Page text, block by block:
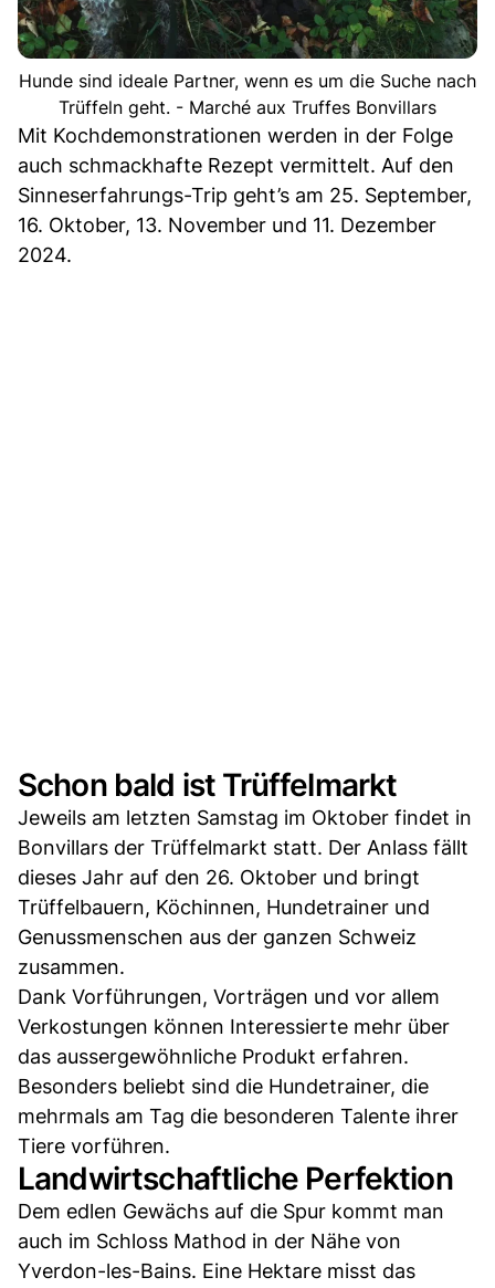
Hunde sind ideale Partner, wenn es um die Suche nach
Trüffeln geht. - Marché aux Truffes Bonvillars
Mit Kochdemonstrationen werden in der Folge
auch schmackhafte Rezept vermittelt. Auf den
Sinneserfahrungs-Trip geht’s am 25. September,
16. Oktober, 13. November und 11. Dezember
2024.
Schon bald ist Trüffelmarkt
Jeweils am letzten Samstag im Oktober findet in
Bonvillars der Trüffelmarkt statt. Der Anlass fällt
dieses Jahr auf den 26. Oktober und bringt
Trüffelbauern, Köchinnen, Hundetrainer und
Genussmenschen aus der ganzen Schweiz
zusammen.
Dank Vorführungen, Vorträgen und vor allem
Verkostungen können Interessierte mehr über
das aussergewöhnliche Produkt erfahren.
Besonders beliebt sind die Hundetrainer, die
mehrmals am Tag die besonderen Talente ihrer
Tiere vorführen.
Landwirtschaftliche Perfektion
Dem edlen Gewächs auf die Spur kommt man
auch im Schloss Mathod in der Nähe von
Yverdon-les-Bains. Eine Hektare misst das